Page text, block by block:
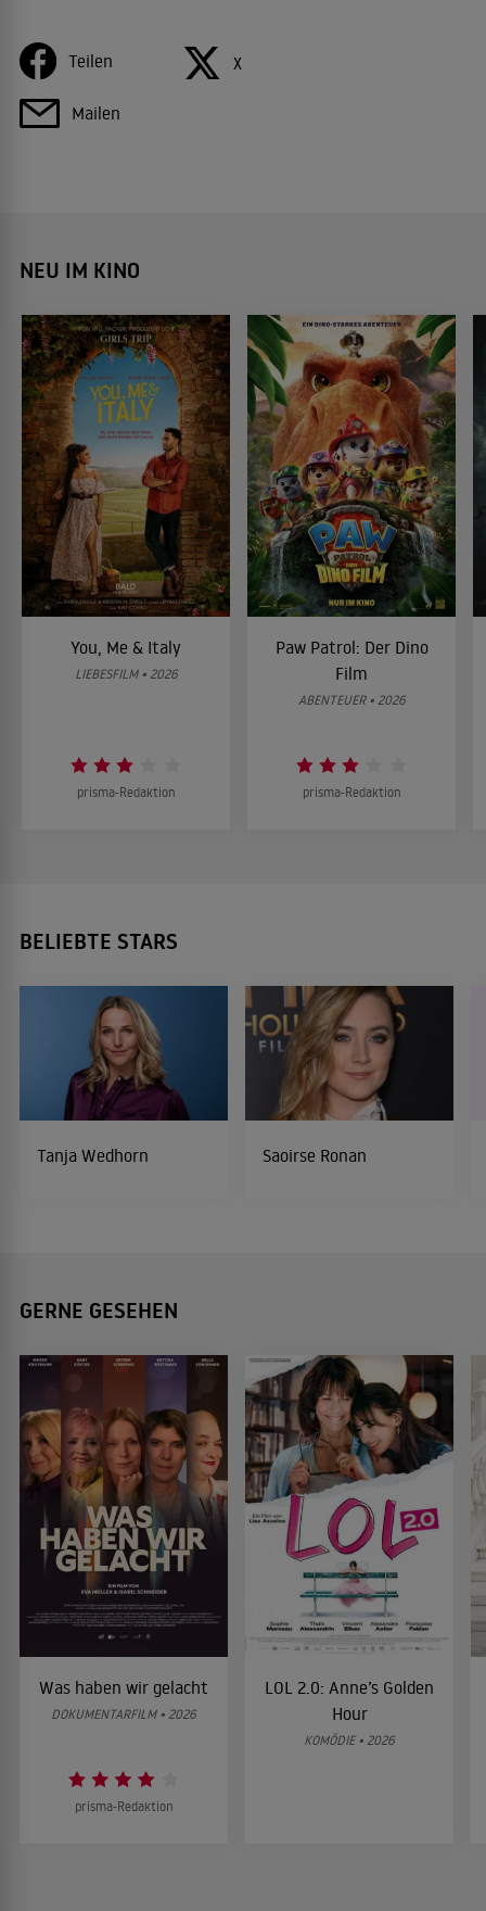
Teilen X
Mailen
NEU IM KINO
You, Me & Italy
LIEBESFILM • 2026
prisma-Redaktion
Paw Patrol: Der Dino
Film
ABENTEUER • 2026
prisma-Redaktion
BELIEBTE STARS
Tanja Wedhorn Saoirse Ronan
GERNE GESEHEN
Was haben wir gelacht
DOKUMENTARFILM • 2026
prisma-Redaktion
LOL 2.0: Anne’s Golden
Hour
KOMÖDIE • 2026